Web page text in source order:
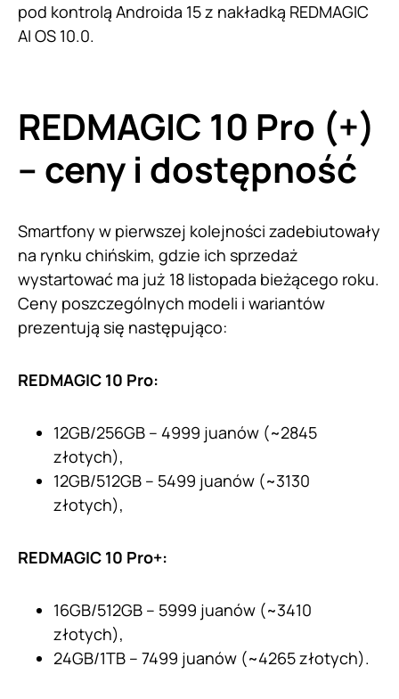
pod kontrolą Androida 15 z nakładką REDMAGIC
AI OS 10.0.
REDMAGIC 10 Pro (+)
– ceny i dostępność
Smartfony w pierwszej kolejności zadebiutowały
na rynku chińskim, gdzie ich sprzedaż
wystartować ma już 18 listopada bieżącego roku.
Ceny poszczególnych modeli i wariantów
prezentują się następująco:
REDMAGIC 10 Pro:
12GB/256GB – 4999 juanów (~2845
złotych),
12GB/512GB – 5499 juanów (~3130
złotych),
REDMAGIC 10 Pro+:
16GB/512GB – 5999 juanów (~3410
złotych),
24GB/1TB – 7499 juanów (~4265 złotych).